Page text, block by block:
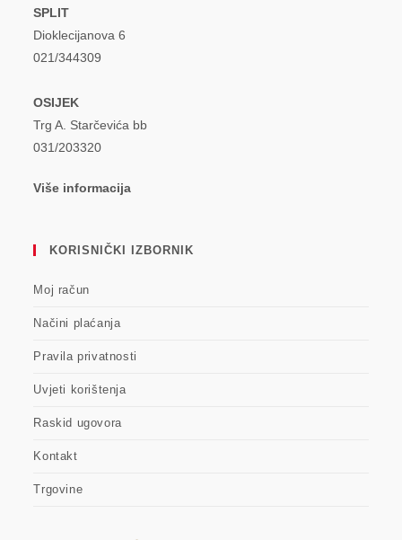
SPLIT
Dioklecijanova 6
021/344309
OSIJEK
Trg A. Starčevića bb
031/203320
Više informacija
KORISNIČKI IZBORNIK
Moj račun
Načini plaćanja
Pravila privatnosti
Uvjeti korištenja
Raskid ugovora
Kontakt
Trgovine